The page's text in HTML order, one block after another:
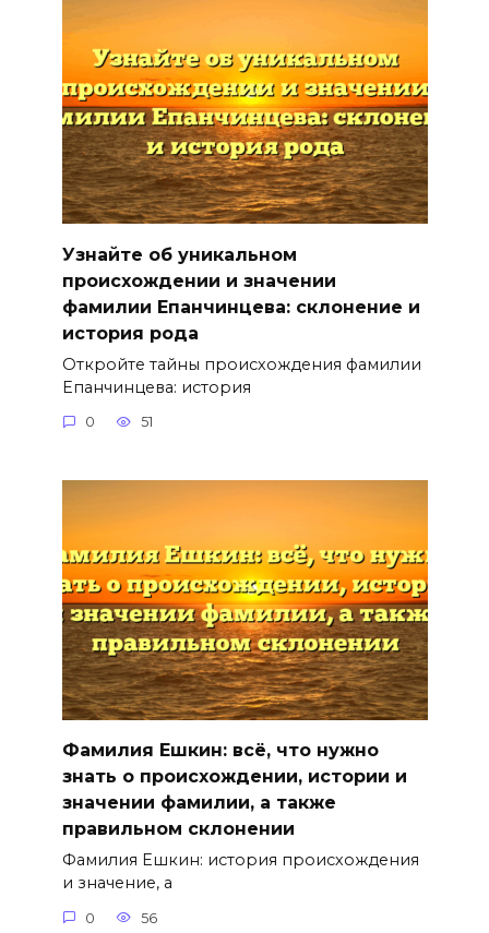
Узнайте об уникальном
происхождении и значении
фамилии Епанчинцева: склонение и
история рода
Откройте тайны происхождения фамилии
Епанчинцева: история
0 51
Фамилия Ешкин: всё, что нужно
знать о происхождении, истории и
значении фамилии, а также
правильном склонении
Фамилия Ешкин: история происхождения
и значение, а
0 56